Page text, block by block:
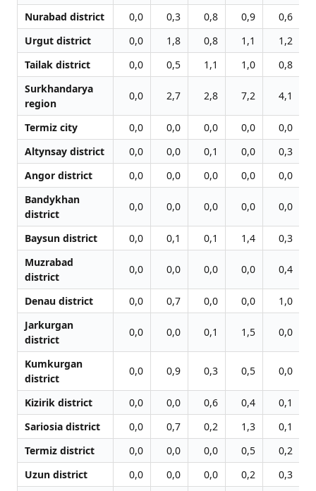
Nurabad district 0,0 0,3 0,8 0,9
0,6
Urgut district
0,0 1,8 0,8 1,1
1,2
Tailak district
0,0 0,5 1,1 1,0
0,8
Surkhandarya
region
0,0 2,7 2,8 7,2 4,1
Termiz city 0,0 0,0 0,0 0,0
0,0
Altynsay district
0,0 0,0 0,1 0,0
0,3
Angor district
0,0 0,0 0,0 0,0
0,0
Bandykhan
district
0,0 0,0 0,0 0,0 0,0
Baysun district 0,0 0,1 0,1 1,4
0,3
Muzrabad
district
0,0 0,0 0,0 0,0 0,4
Denau district 0,0 0,7 0,0 0,0
1,0
Jarkurgan
district
0,0 0,0 0,1 1,5 0,0
Kumkurgan
district
0,0 0,9 0,3 0,5 0,0
Kizirik district 0,0 0,0 0,6 0,4
0,1
Sariosia district
0,0 0,7 0,2 1,3
0,1
Termiz district
0,0 0,0 0,0 0,5
0,2
Uzun district
0,0 0,0 0,0 0,2
0,3